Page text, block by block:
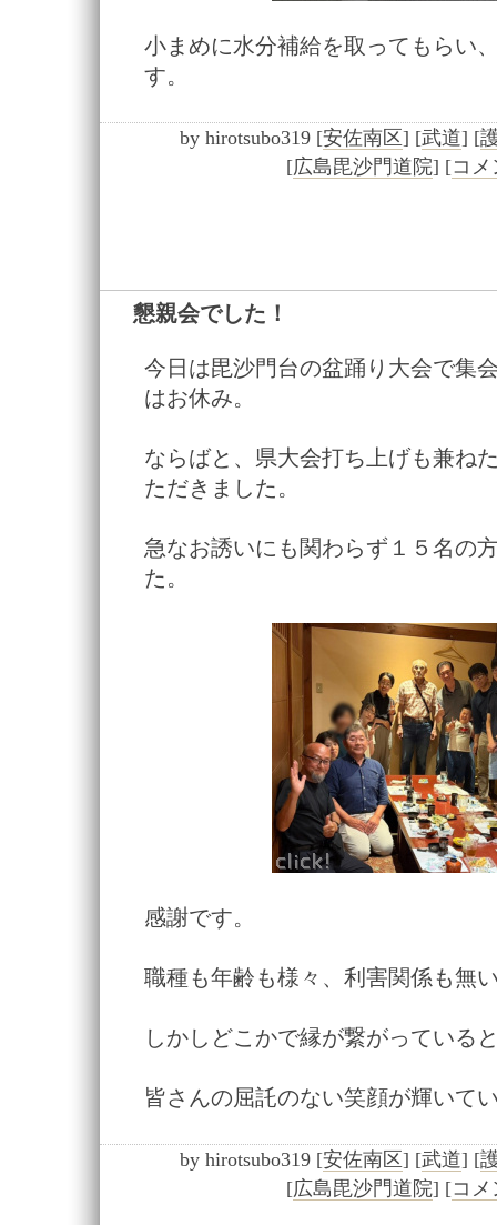
小まめに水分補給を取ってもらい
す。
by hirotsubo319 [安佐南区] [武道] [
[広島毘沙門道院] [コメ
懇親会でした！
今日は毘沙門台の盆踊り大会で集
はお休み。
ならばと、県大会打ち上げも兼ね
ただきました。
急なお誘いにも関わらず１５名の
た。
感謝です。
職種も年齢も様々、利害関係も無
しかしどこかで縁が繋がっている
皆さんの屈託のない笑顔が輝いて
by hirotsubo319 [安佐南区] [武道] [
[広島毘沙門道院] [コメ